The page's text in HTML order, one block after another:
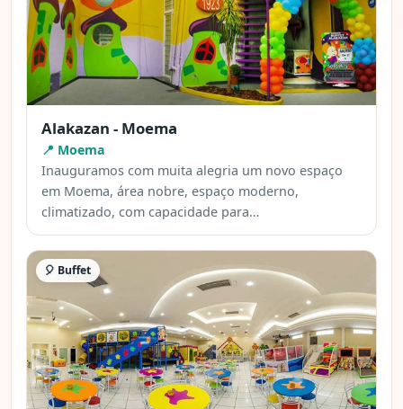
Alakazan - Moema
📍 Moema
Inauguramos com muita alegria um novo espaço
em Moema, área nobre, espaço moderno,
climatizado, com capacidade para…
🎈 Buffet